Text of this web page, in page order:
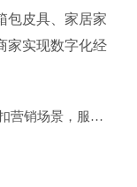
包皮具、家居家
家实现数字化经
营销场景，服装零售